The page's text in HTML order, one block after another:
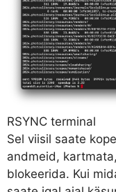
RSYNC terminal
Sel viisil saate
andmeid,
blokeerida. Kui